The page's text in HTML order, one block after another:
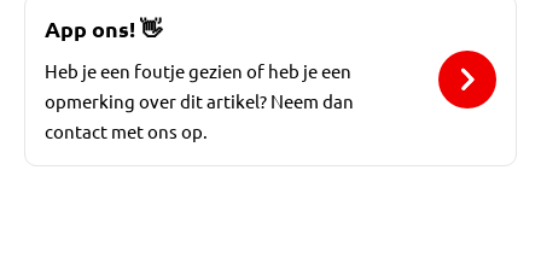
App ons! 👋
Heb je een foutje gezien of heb je een
opmerking over dit artikel? Neem dan
contact met ons op.